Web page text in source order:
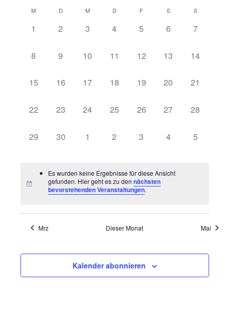
wählen.
Kalender
von
Veranstaltungen
M D M D F S S
0
1
0
2
0
3
0
4
0
5
0
6
0
7
0
8
0
9
0
10
0
11
0
12
0
13
0
14
0
15
0
16
0
17
0
18
0
19
0
20
0
21
0
22
0
23
0
24
0
25
0
26
0
27
0
28
0
29
0
30
0
1
0
2
0
3
0
4
0
5
Es wurden keine Ergebnisse für diese Ansicht
gefunden. Hier geht es zu den nächsten
bevorstehenden Veranstaltungen.
Mrz Dieser Monat Mai
Kalender abonnieren